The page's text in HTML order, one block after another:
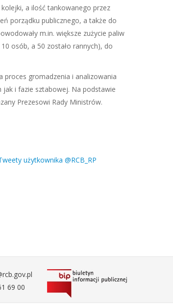
a ilość tankowanego przez
porządku publicznego, a także do
m.in. większe zużycie paliw
osób, a 50 zostało rannych), do
gromadzenia i analizowania
i fazie sztabowej. Na podstawie
Prezesowi Rady Ministrów.
użytkownika @RCB_RP
69 00